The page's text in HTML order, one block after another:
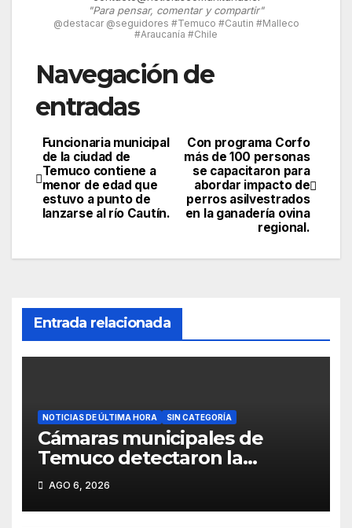
"Para pensar, comentar y compartir"
@destacar @seguidores #Temuco #Cautin #Malleco
#Araucanía #Chile
Navegación de
entradas
Con programa Corfo
más de 100 personas
se capacitaron para
abordar impacto de
perros asilvestrados
en la ganadería ovina
regional.
Funcionaria municipal
de la ciudad de
Temuco contiene a
menor de edad que
estuvo a punto de
lanzarse al río Cautín.
Entrada relacionada
NOTICIAS DE ÚLTIMA HORA SIN CATEGORÍA
Cámaras municipales de
Temuco detectaron la
comercialización de tonelada
y media de mercadería
asiática ilegal.
AGO 6, 2026